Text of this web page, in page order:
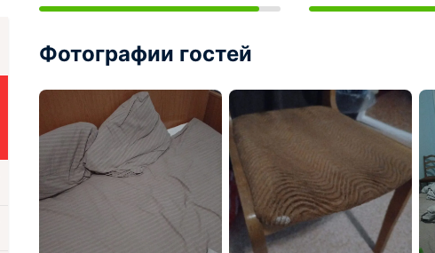
Фотографии гостей